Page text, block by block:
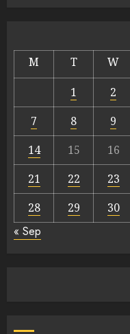
M T W
1
2
7
8 9
14
15 16
21
22 23
28
29 30
« Sep